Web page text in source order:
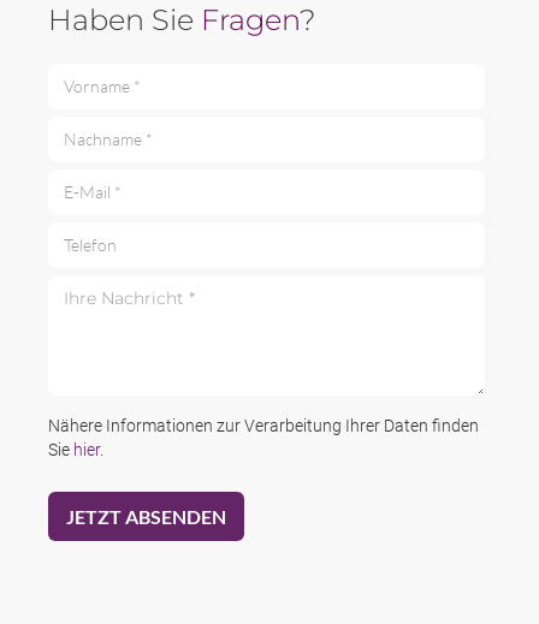
Haben Sie Fragen?
Nähere Informationen zur Verarbeitung Ihrer Daten finden
Sie hier.